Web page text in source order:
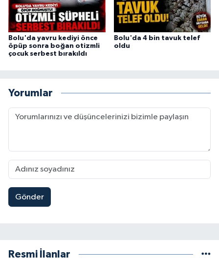
Bolu'da yavru kediyi önce
öpüp sonra boğan otizmli
çocuk serbest bırakıldı
Bolu'da 4 bin tavuk telef
oldu
Yorumlar
Gönder
Resmi İlanlar